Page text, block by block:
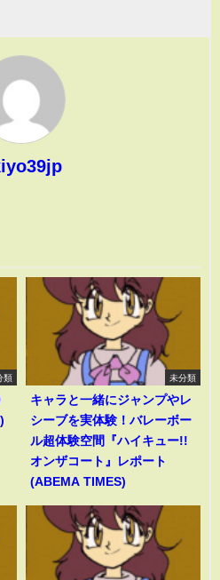
類 未分類
キャラと一緒にジャンプやレ
シーブを実体験！バレーボー
ル超体験空間『ハイキュー!!
オンザコート』レポート
(ABEMA TIMES)